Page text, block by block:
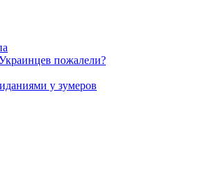
пожалели?
у зумеров